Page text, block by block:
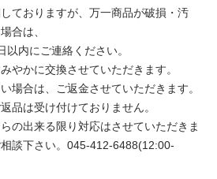
ておりますが、万一商品が破損・汚
合は、
内にご連絡ください。
やかに交換させていただきます。
場合は、ご返金させていただきます。
品は受け付けておりません。
の出来る限り対応はさせていただきま
談下さい。045-412-6488(12:00-